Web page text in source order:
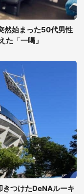
然始まった50代男性
た「一喝」
つけたDeNAルーキ